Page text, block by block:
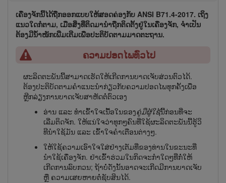
ເຄື່ອງຈັກນີ້ໄດ້ຖືກອອກແບບໃຫ້ສອດຄ່ອງກັບ ANSI B71.4-2017. ເຖິງ​
ແນວ​ໃດ​ກໍ​ຕາມ, ເມື່ອ​ສິ່ງ​ທີ່​ຕິດ​ມາ​ນຳ​ຖືກ​ຕິດ​ຕັ້ງ​ຢູ່​ໃນ​ເຄື່ອງ​ຈັກ, ຈຳ​ເປັນ​
ຕ້ອງ​ມີ​ນ້ຳ​ໜັກ​ເພີ່ມ​ເຕີມ​ເພື່ອ​ປະ​ຕິ​ບັດ​ຕາມ​ມາດ​ຕະ​ຖານ.
ຄວາມປອດໄພທົ່ວໄປ
ຜະລິດຕະພັນນີ້ສາມາດເຮັດ​ໃຫ້​ເກີດ​ການ​ບາດ​ເຈັບ​ສ່ວນ​ຕົວໄດ້.
ຕ້ອງປະຕິບັດຕາມຄຳແນະນຳກ່ຽວກັບຄວາມປອດໄພທຸກຄັ້ງເພື່ອ
ຫຼີກລ່ຽງການບາດເຈັບສາ​ຫັດ​ຕໍ່​ຕົວ​ເອງ
ອ່ານ ແລະ ທຳເຂົ້າໃຈເນື້ອໃນຂອງຄູ່ມືຜູ້​ໃຊ້ນີ້ກ່ອນທີ່ຈະ
ເລີ່ມຕິດຈັກ. ໃຫ້​ແນ່​ໃຈ​ວ່າ​ທຸກໆ​ຄົນ​ທີ່​ໃຊ້​ຜະ​ລິດ​ຕະ​ພັນ​ນີ້​ຮູ້​ວິ​
ທີ​ນຳ​ໃຊ້​ມັນ ແລະ ເຂົ້າ​ໃຈຄຳ​ເຕືອນ​ຕ່າງໆ.
ໃຫ້ໃຊ້ຄວາມເອົາໃຈໃສ່ຢ່າງເຕັມທີ່ຂອງທ່ານໃນຂະນະທີ່
ນຳ​ໃຊ້ເຄື່ອງຈັກ. ຢ່າເຂົ້າຮ່ວມໃນກິດຈະກຳໃດໆທີ່ກໍ່ໃຫ້
ເກີດການລົບກວນ; ຖ້າບໍ່ດັ່ງນັ້ນອາດ​ຈະ​ເກີດ​ມີ​ການ​ບາດ​ເຈັບ
ຫຼື ຄວາມເສຍຫາຍຕໍ່ຊັບສິນໄດ້.